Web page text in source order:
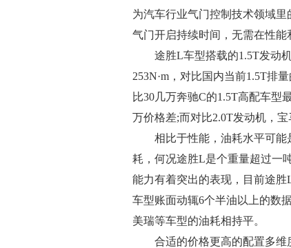
为汽车行业气门控制技术领域
气门开启持续时间，无需在性能
途胜L车型搭载的1.5T发动机
253N·m，对比国内当前1.5T排
比30几万奔驰C的1.5T高配车型
万价格差;而对比2.0T发动机，宝
相比于性能，油耗水平可能
耗，何况途胜L是个重量超过一
能力有着突出的表现，目前途
车型账面动辄6个半油以上的数
美瑞等车型的油耗相持平。
合适的价格更高的配置多维